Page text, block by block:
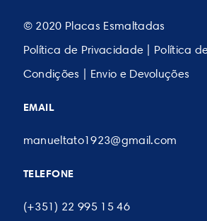
© 2020 Placas Esmaltadas
Política de Privacidade
Política
Condições
Envio e Devoluções
EMAIL
manueltato1923@gmail.com
TELEFONE
(+351) 22 995 15 46